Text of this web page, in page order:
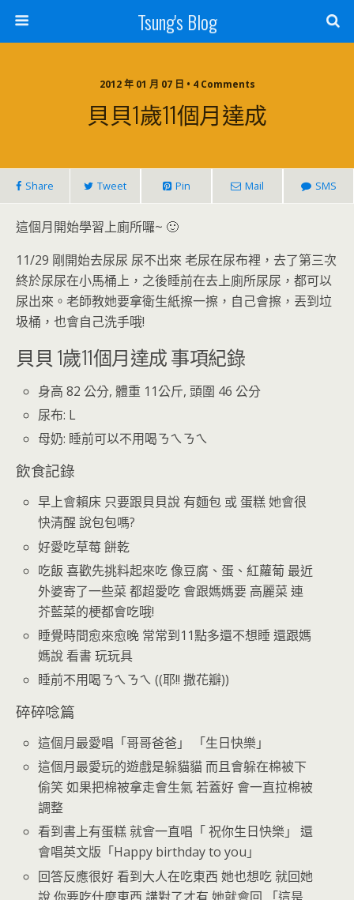
Tsung's Blog
2012 年 01 月 07 日 • 4 Comments
貝貝1歲11個月達成
Share Tweet Pin Mail SMS
這個月開始學習上廁所囉~ 🙂
11/29 剛開始去尿尿 尿不出來 老尿在尿布裡，去了第三次
終於尿尿在小馬桶上，之後睡前在去上廁所尿尿，都可以
尿出來。老師教她要拿衛生紙擦一擦，自己會擦，丟到垃
圾桶，也會自己洗手哦!
貝貝 1歲11個月達成 事項紀錄
身高 82 公分, 體重 11公斤, 頭圍 46 公分
尿布: L
母奶: 睡前可以不用喝ㄋㄟㄋㄟ
飲食記錄
早上會賴床 只要跟貝貝說 有麵包 或 蛋糕 她會很
快清醒 說包包嗎?
好愛吃草莓 餅乾
吃飯 喜歡先挑料起來吃 像豆腐、蛋、紅蘿葡 最近
外婆寄了一些菜 都超愛吃 會跟媽媽要 高麗菜 連
芥藍菜的梗都會吃哦!
睡覺時間愈來愈晚 常常到11點多還不想睡 還跟媽
媽說 看書 玩玩具
睡前不用喝ㄋㄟㄋㄟ ((耶!! 撒花瓣))
碎碎唸篇
這個月最愛唱「哥哥爸爸」 「生日快樂」
這個月最愛玩的遊戲是躲貓貓 而且會躲在棉被下
偷笑 如果把棉被拿走會生氣 若蓋好 會一直拉棉被
調整
看到書上有蛋糕 就會一直唱「 祝你生日快樂」 還
會唱英文版「Happy birthday to you」
回答反應很好 看到大人在吃東西 她也想吃 就回她
說 你要吃什麼東西 講對了才有 她就會回 「這是